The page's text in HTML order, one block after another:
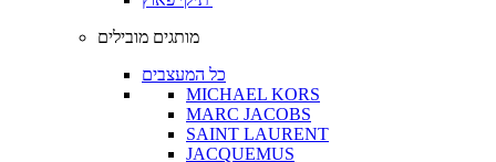
מותגים מובילים
כל המעצבים
MICHAEL KORS
MARC JACOBS
SAINT LAURENT
JACQUEMUS